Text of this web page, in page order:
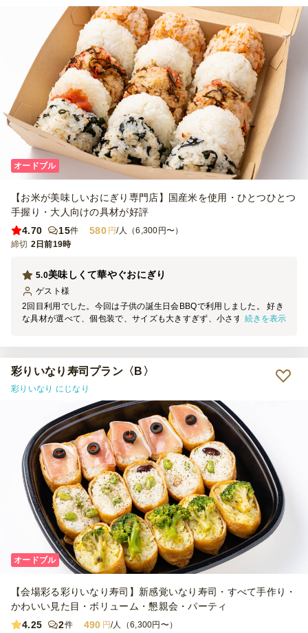
オードブル
【お米が美味しいおにぎり専門店】国産米を使用・ひとつひとつ
手握り・大人向けの具材が好評
4.70
15件 580 円/人（6,300円〜）
締切 2日前19時
美味しくて華やぐおにぎり
5.0
ゲスト 様
2回目利用でした。今回は子供の誕生日会BBQで利用しました。 好き
な具材が選べて、個包装で、サイズも大きすぎず、小さすぎずでちょ
いたこともありますが、米が熱かったり、何度も炊飯して大変だった
ので、またのパーティの際にはお願いしたいです。
続きを表示
彩りいなり寿司プラン〈B〉
彩りいなり にじなり
オードブル
【会場彩る彩りいなり寿司】新感覚いなり寿司・すべて手作り・
かわいい見た目・ボリューム・懇親会・パーティ
4.25
2件 490 円/人（6,300円〜）